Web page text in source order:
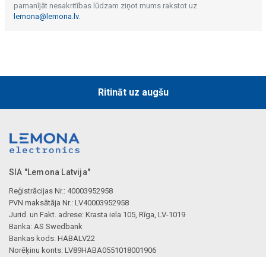
pamanījāt nesakritības lūdzam ziņot mums rakstot uz
lemona@lemona.lv.
Ritināt uz augšu
SIA "Lemona Latvija"
Reģistrācijas Nr.: 40003952958
PVN maksātāja Nr.: LV40003952958
Jurid. un Fakt. adrese: Krasta iela 105, Rīga, LV-1019
Banka: AS Swedbank
Bankas kods: HABALV22
Norēķinu konts: LV89HABA0551018001906